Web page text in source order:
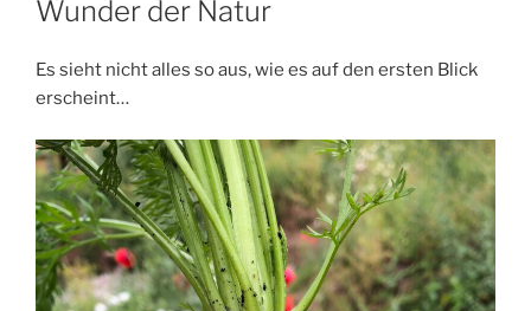
Wunder der Natur
Es sieht nicht alles so aus, wie es auf den ersten Blick
erscheint…